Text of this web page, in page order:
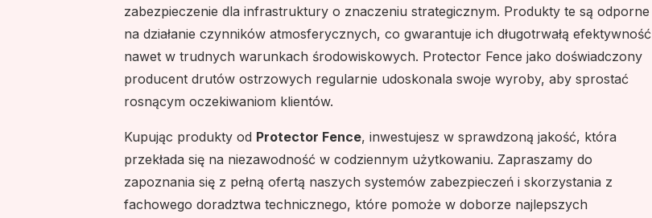
zabezpieczenie dla infrastruktury o znaczeniu strategicznym. Produkty te są odporne
na działanie czynników atmosferycznych, co gwarantuje ich długotrwałą efektywność
nawet w trudnych warunkach środowiskowych. Protector Fence jako doświadczony
producent drutów ostrzowych regularnie udoskonala swoje wyroby, aby sprostać
rosnącym oczekiwaniom klientów.
Kupując produkty od Protector Fence, inwestujesz w sprawdzoną jakość, która
przekłada się na niezawodność w codziennym użytkowaniu. Zapraszamy do
zapoznania się z pełną ofertą naszych systemów zabezpieczeń i skorzystania z
fachowego doradztwa technicznego, które pomoże w doborze najlepszych